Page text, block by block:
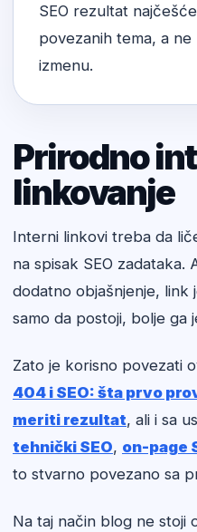
SEO rezultat
povezanih tema, a
izmenu.
Prirodno
linkovanje
Interni linkovi treba da
na spisak SEO
dodatno objašnjenje,
samo da postoji, bolje ga
Zato je korisno povezati
404 i SEO: šta prvo
meriti rezultat, ali i sa
tehnički SEO, on-page
to stvarno povezano sa
Na taj način blog ne stoji